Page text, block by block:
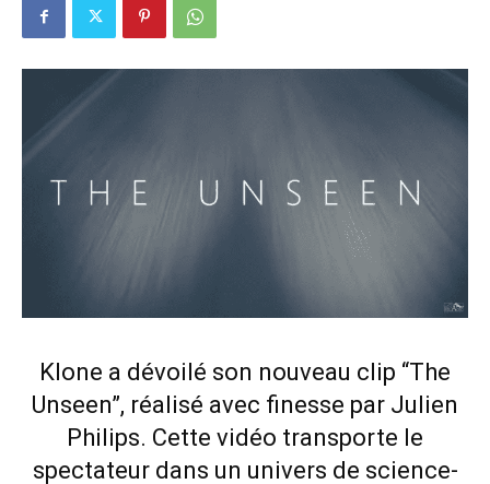
Klone a dévoilé son nouveau clip “The
Unseen”, réalisé avec finesse par Julien
Philips. Cette vidéo transporte le
spectateur dans un univers de science-